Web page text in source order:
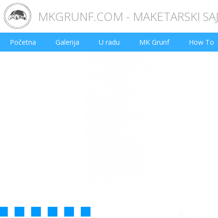
MKGRUNF.COM - MAKETARSKI
Početna Galerija U radu MK Grunf How To